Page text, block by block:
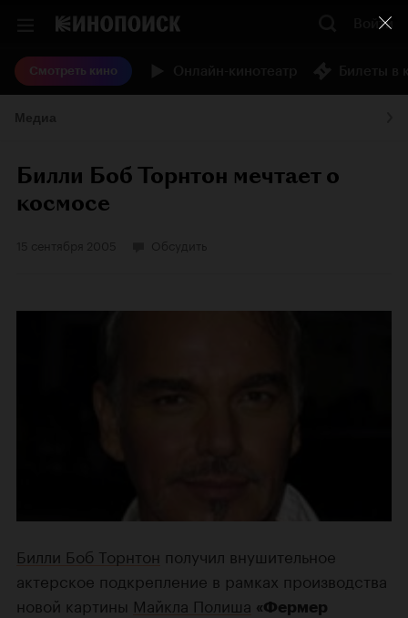
Войти
Смотреть кино
Билли Боб Торнтон мечтает о
космосе
Билли Боб Торнтон получил внушительное
актерское подкрепление в рамках производства
новой картины Майкла Полиша «Фермер